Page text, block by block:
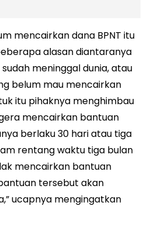
mencairkan dana BPNT itu
alasan diantaranya
meninggal dunia, atau
belum mau mencairkan
itu pihaknya menghimbau
mencairkan bantuan
berlaku 30 hari atau tiga
rentang waktu tiga bulan
mencairkan bantuan
tersebut akan
ucapnya mengingatkan